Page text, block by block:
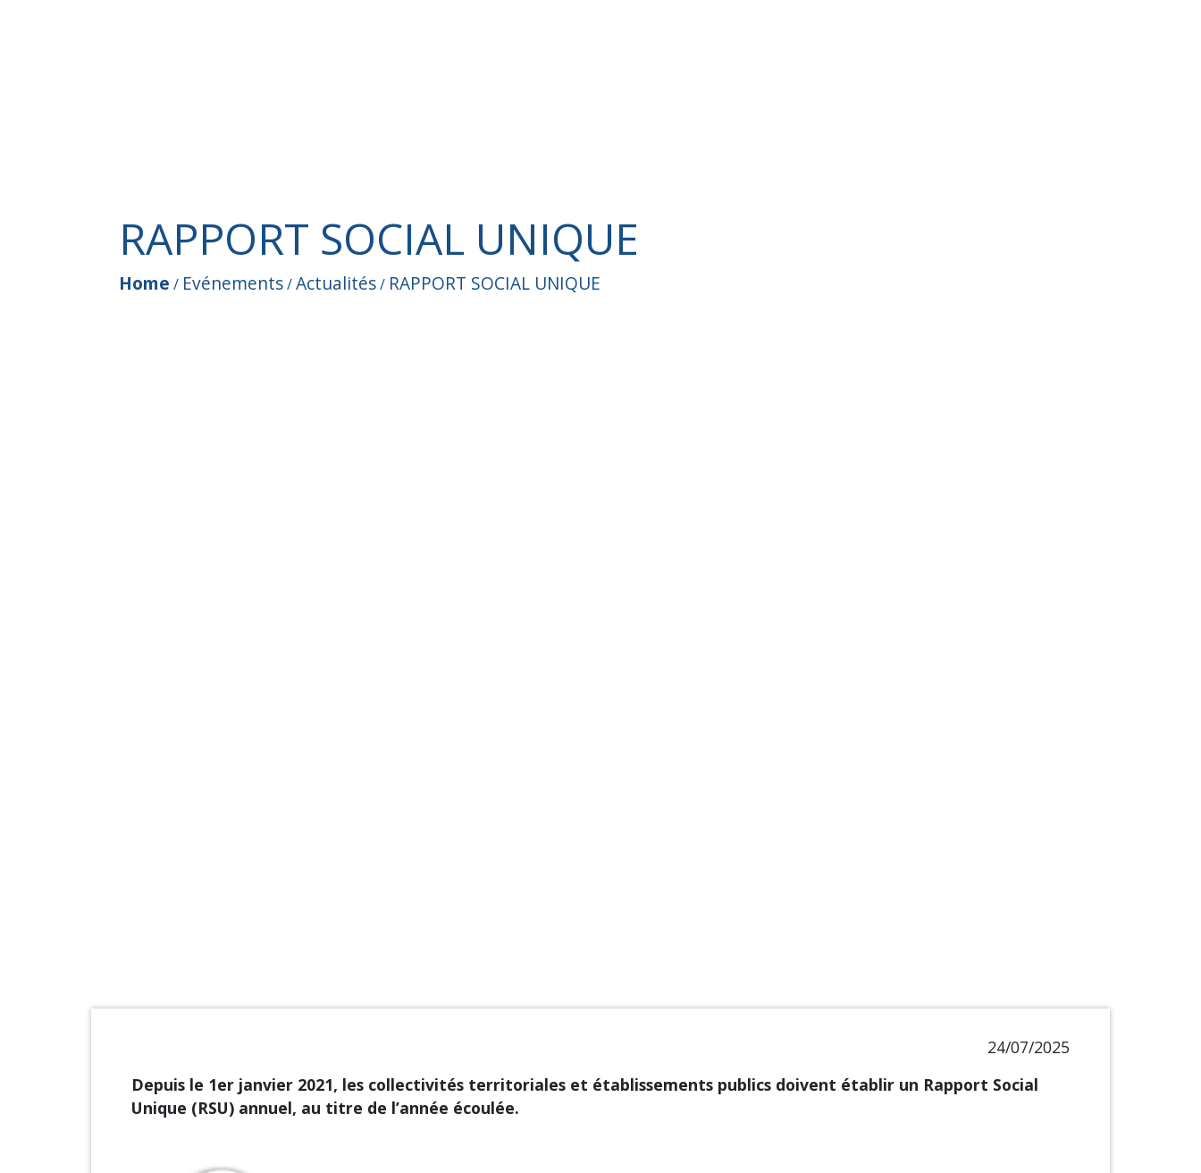
RAPPORT SOCIAL UNIQUE
Home / Evénements/Actualités/ RAPPORT SOCIAL UNIQUE
24/07/2025
Depuis le 1er janvier 2021, les collectivités territoriales et établissements publics doivent établir un Rapport Social
Unique (RSU) annuel, au titre de l’année écoulée.